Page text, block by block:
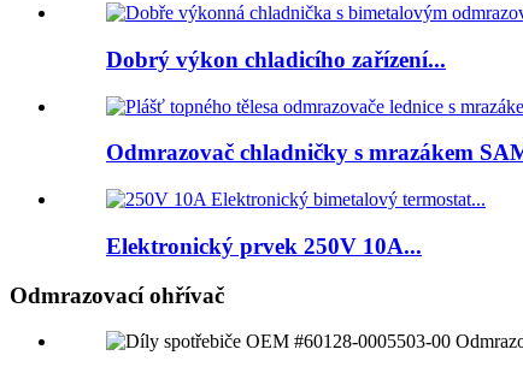
Dobrý výkon chladicího zařízení...
Odmrazovač chladničky s mrazákem
Elektronický prvek 250V 10A...
Odmrazovací ohřívač